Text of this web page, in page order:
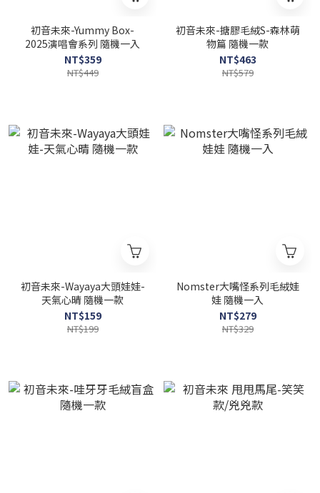
初音未來-Yummy Box-
2025演唱會系列 隨機一入
NT$359
NT$449
初音未來-搪膠毛絨S-森林萌
物篇 隨機一款
NT$463
NT$579
初音未來-Wayaya大頭娃娃-
天氣心晴 隨機一款
NT$159
NT$199
Nomster大嘴怪系列毛絨娃
娃 隨機一入
NT$279
NT$329